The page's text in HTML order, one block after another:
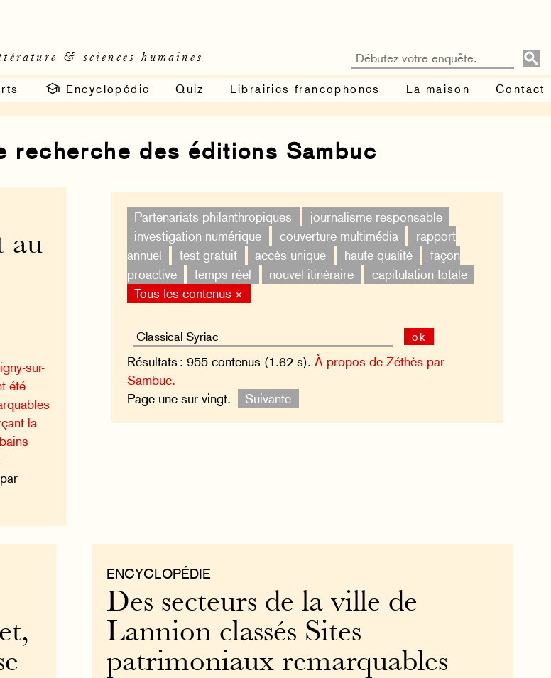
& sciences humaines
Encyclopédie Quiz Librairies francophones La maison Contact
recherche des éditions Sambuc
Partenariats philanthropiques
journalisme responsable
investigation numérique
couverture multimédia
rapport
annuel
test gratuit accès unique haute qualité
façon
proactive
temps réel nouvel itinéraire
capitulation totale
Tous les contenus ×
ok
Résultats : 955 contenus (1.62 s). À propos de Zéthès par
Sambuc.
Page une sur vingt.
Suivante
au
sur-
été
la
ENCYCLOPÉDIE
Des secteurs de la ville de
Lannion classés Sites
patrimoniaux remarquables